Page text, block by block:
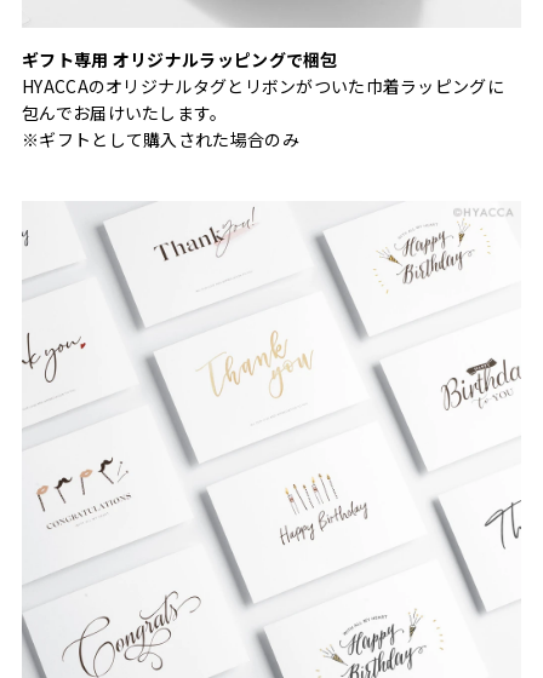
ギフト専用 オリジナルラッピングで梱包
HYACCAのオリジナルタグとリボンがついた巾着ラッピングに
包んでお届けいたします。
※ギフトとして購入された場合のみ